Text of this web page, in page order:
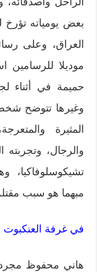
بعض يومياته تؤرخ
العراق، وعلى
موديلا للرسامين
حميمة في أثناء
وغيرها تتوضح
المثيرة
والرجال،
تشيكوسلوفاكيا،
مبهما هو سبب
في غرفة العنكبوت
هاني محفوظ